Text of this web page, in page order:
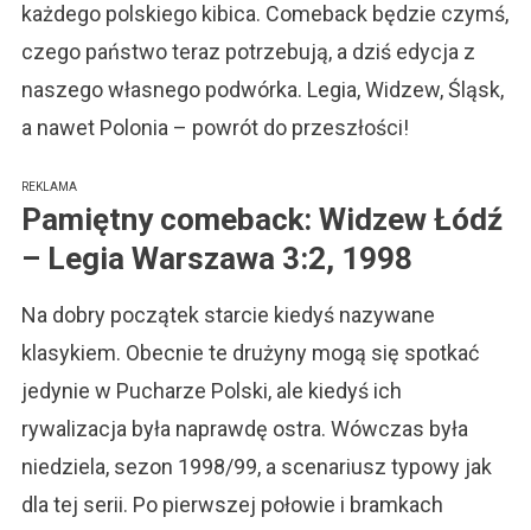
każdego polskiego kibica. Comeback będzie czymś,
czego państwo teraz potrzebują, a dziś edycja z
naszego własnego podwórka. Legia, Widzew, Śląsk,
a nawet Polonia – powrót do przeszłości!
REKLAMA
Pamiętny comeback: Widzew Łódź
– Legia Warszawa 3:2, 1998
Na dobry początek starcie kiedyś nazywane
klasykiem. Obecnie te drużyny mogą się spotkać
jedynie w Pucharze Polski, ale kiedyś ich
rywalizacja była naprawdę ostra. Wówczas była
niedziela, sezon 1998/99, a scenariusz typowy jak
dla tej serii. Po pierwszej połowie i bramkach